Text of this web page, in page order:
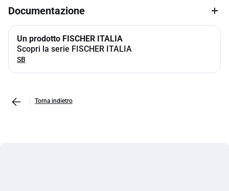
Documentazione
Un prodotto FISCHER ITALIA
Scopri la serie FISCHER ITALIA
SB
Torna indietro